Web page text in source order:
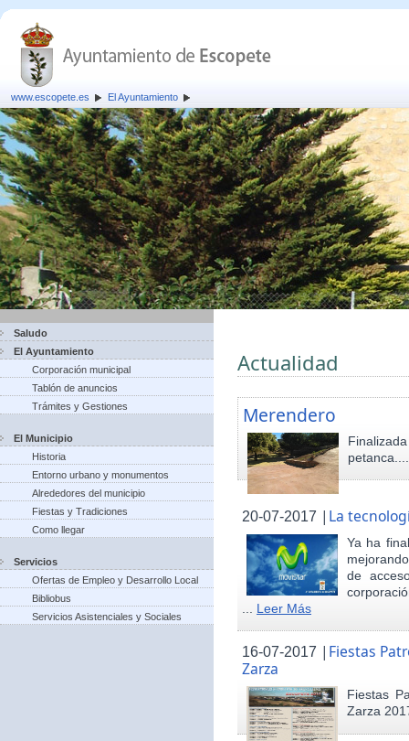
www.escopete.es El Ayuntamiento
Saludo
El Ayuntamiento
Corporación municipal
Tablón de anuncios
Trámites y Gestiones
El Municipio
Historia
Entorno urbano y monumentos
Alrededores del municipio
Fiestas y Tradiciones
Como llegar
Servicios
Ofertas de Empleo y Desarrollo Local
Bibliobus
Servicios Asistenciales y Sociales
Actualidad
Merendero
20-07-2017 | La
Ya ha
de
Leer Más
16-07-2017 | Fiestas
Zarza
Fiestas
Zarza